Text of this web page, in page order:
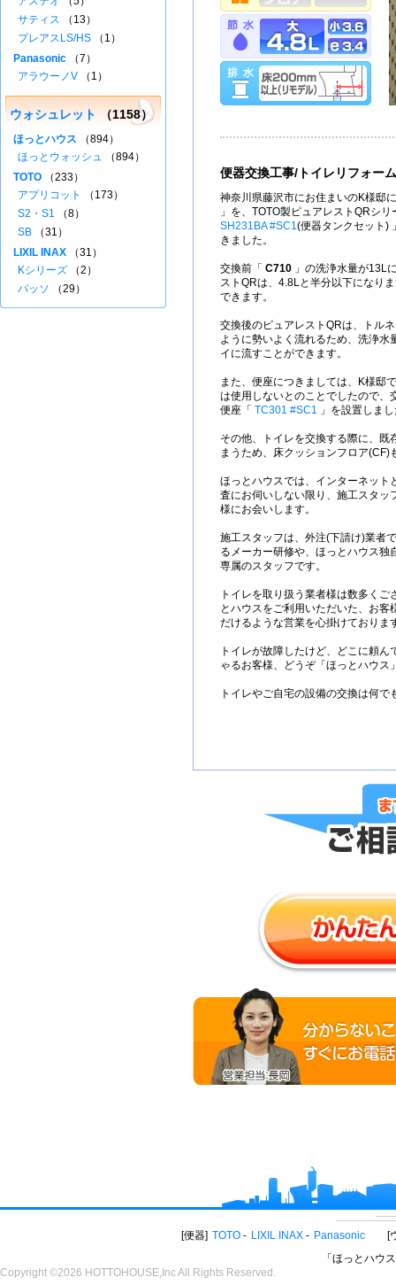
便器交換工事/トイレリフォーム
神奈川県藤沢市にお住まいのK様邸
」を、TOTO製ピュアレストQRシ
SH231BA #SC1(便器タンクセット)
きました。
交換前「 C710 」の洗浄水量が13L
ストQRは、4.8Lと半分以下になり
できます。
交換後のピュアレストQRは、トル
ように勢いよく流れるため、洗浄水
イに流すことができます。
また、便座につきましては、K様邸
は使用しないとのことでしたので、
便座「 TC301 #SC1 」を設置しま
その他、トイレを交換する際に、既
まうため、床クッションフロア(CF)
ほっとハウスでは、インターネット
査にお伺いしない限り、施工スタッ
様にお会いします。
施工スタッフは、外注(下請け)業者
るメーカー研修や、ほっとハウス独
専属のスタッフです。
トイレを取り扱う業者様は数多く
とハウスをご利用いただいた、お客
だけるような営業を心掛けておりま
トイレが故障したけど、どこに頼
ゃるお客様、どうぞ「ほっとハウス
トイレやご自宅の設備の交換は何で
サティス （13）
プレアスLS/HS （1）
Panasonic （7）
アラウーノV （1）
ウォシュレット （1158）
ほっとハウス （894）
ほっとウォッシュ （894）
TOTO （233）
アプリコット
（173）
S2・S1 （8）
SB （31）
LIXIL INAX （31）
Kシリーズ （2）
パッソ （29）
便器 TOTO LIXIL INAX Panasonic
「ほっとハウ
Copyright ©2026 HOTTOHOUSE,Inc All Rights Reserved.